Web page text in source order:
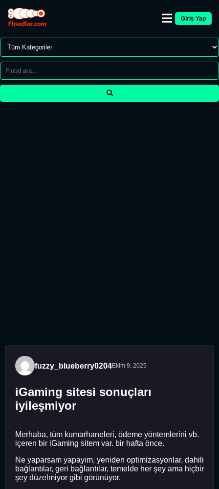
Giriş Yap
fuzzy_blueberry0204Ekim 9, 2025
iGaming sitesi sonuçları
iyileşmiyor
Merhaba, tüm kumarhaneleri, ödeme yöntemlerini vb.
içeren bir iGaming sitem var. bir hafta önce.
Ne yaparsam yapayım, yeniden optimizasyonlar, dahili
bağlantılar, geri bağlantılar, temelde her şey ama hiçbir
şey düzelmiyor gibi görünüyor.